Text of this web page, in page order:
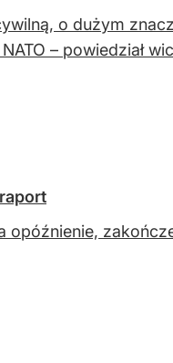
o dużym
– powiedział
opóźnienie,